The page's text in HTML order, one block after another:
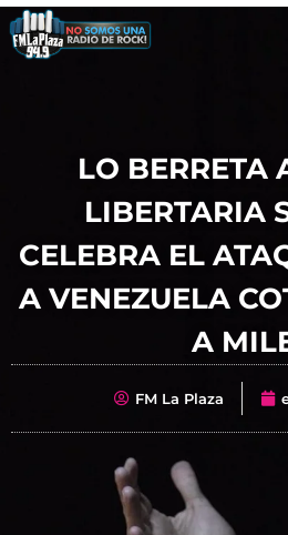
LO BERRETA
LIBERTARIA
CELEBRA EL
A VENEZUELA
A
FM La Plaza